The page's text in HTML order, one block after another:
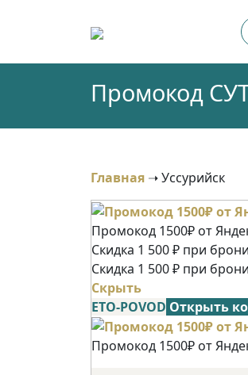
Промокод
Главная ➝Уссурийск
Промокод 1500₽ от
Скидка 1 500 ₽ при
Скидка 1 500 ₽ при
Скрыть
ETO-POVOD Открыть
Промокод 1500₽ от